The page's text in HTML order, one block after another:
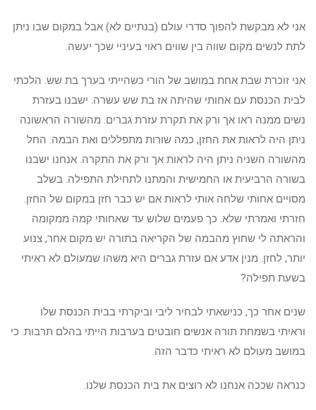
אני לא מבקשת להפוך סדרי עולם (בנתיים לא) אבל במקום שבו ניתן
לתת לנשים מקום שווה בין שווים ראוי בעיניי שכך יעשה.
אני זוכרת שבת אחת במושב של הורי כשהייתי בערך בת שש. הלכתי
לבית הכנסת עם אחותי שהיתה אז בת שש עשרה. ישבנו בעזרת
נשים ממנה ראו אך ורק את תקרת עזרת גברים. מהשורה הראשונה
ניתן היה לראות את החזן, כמה שורות מתפללים ואת הבמה. החל
מהשורה השניה ניתן היה לראות אך ורק את התקרה. אנחנו ישבנו
בשורה הרביעית או החמישית והמתנו לתחילת התפילה. בשלב
מסויים אחותי שלחה אותי לראות אם יש כבר חזן במקום של החזן.
חזרתי ואמרתי שלא. כך פעמים שלוש עד שאחותי קמה ממקומה
והראתה לי שחוץ מהבמה של הקריאה בתורה יש מקום אחר, צנוע
יותר, לחזן. מנין אדע אם עזרת גברים היא משהו שמעולם לא ראיתי
בשעת תפילה?
שנים אחר כך, כנישאתי לבחיר ליבי וביקרתי בבית הכנסת שלו
וראיתי בשמחת תורה אנשים חובטים בערבות הייתי בהלם תרבות. כי
במושב מעולם לא ראיתי כדבר הזה.
כנראה שככה אנחנו לא רוצים את בית הכנסת שלנו.